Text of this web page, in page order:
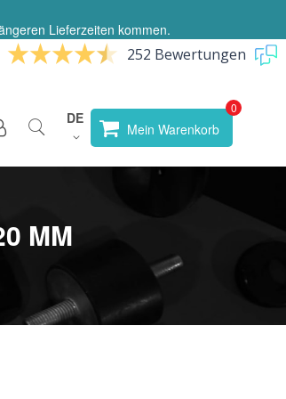
Lieferzeiten kommen.
252 Bewertungen
Sprache
DE
Mein Warenkorb
MM